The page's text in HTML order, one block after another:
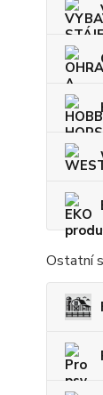
Ostatní